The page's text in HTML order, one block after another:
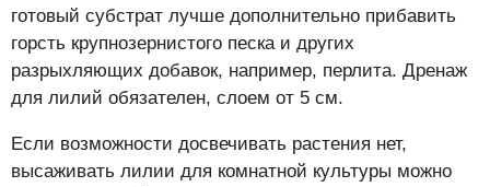
готовый субстрат лучше дополнительно прибавить
горсть крупнозернистого песка и других
разрыхляющих добавок, например, перлита. Дренаж
для лилий обязателен, слоем от 5 см.
Если возможности досвечивать растения нет,
высаживать лилии для комнатной культуры можно